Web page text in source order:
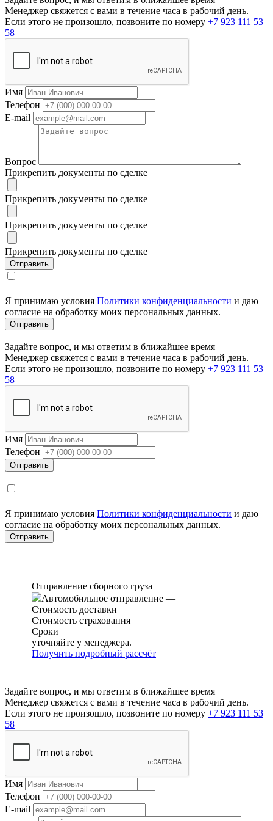
Менеджер свяжется с вами в течение часа в рабочий день.
Если этого не произошло, позвоните по номеру +7 923 111 53
58
Имя
Телефон
E-mail
Вопрос
Прикрепить документы по сделке
Прикрепить документы по сделке
Прикрепить документы по сделке
Прикрепить документы по сделке
Я принимаю условия Политики конфиденциальности и даю
согласие на обработку моих персональных данных.
Задайте вопрос, и мы ответим в ближайшее время
Менеджер свяжется с вами в течение часа в рабочий день.
Если этого не произошло, позвоните по номеру +7 923 111 53
58
Имя
Телефон
Я принимаю условия Политики конфиденциальности и даю
согласие на обработку моих персональных данных.
Отправление сборного груза
Автомобильное отправление —
Стоимость доставки
Стоимость страхования
Сроки
уточняйте у менеджера.
Получить подробный рассчёт
Задайте вопрос, и мы ответим в ближайшее время
Менеджер свяжется с вами в течение часа в рабочий день.
Если этого не произошло, позвоните по номеру +7 923 111 53
58
Имя
Телефон
E-mail